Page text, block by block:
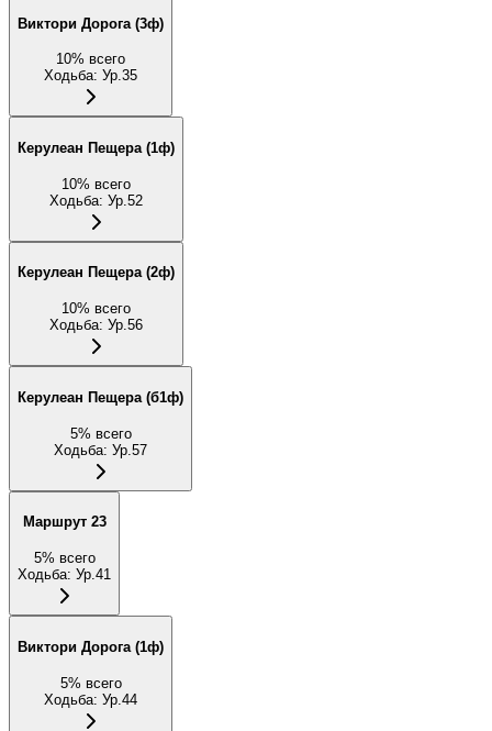
Виктори Дорога (3ф)
10% всего
Ходьба: Ур.35
Керулеан Пещера (1ф)
10% всего
Ходьба: Ур.52
Керулеан Пещера (2ф)
10% всего
Ходьба: Ур.56
Керулеан Пещера (б1ф)
5% всего
Ходьба: Ур.57
Маршрут 23
5% всего
Ходьба: Ур.41
Виктори Дорога (1ф)
5% всего
Ходьба: Ур.44